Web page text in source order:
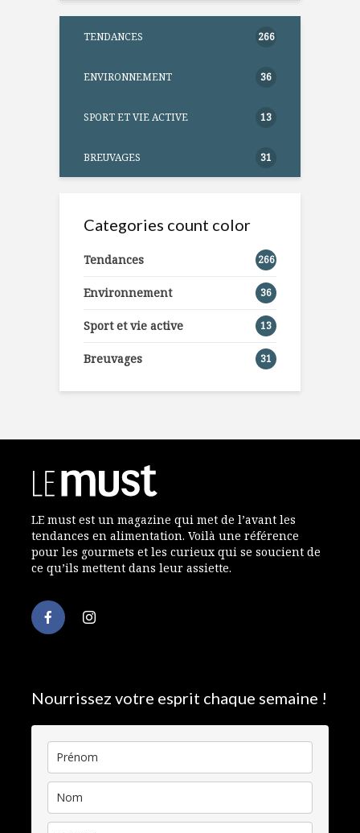
TENDANCES 266
ENVIRONNEMENT 36
SPORT ET VIE ACTIVE 13
BREUVAGES 31
Categories count color
Tendances 266
Environnement 36
Sport et vie active 13
Breuvages 31
LE must est un magazine qui met de l’avant les
tendances en alimentation. Voilà une référence
pour les gourmets et les curieux qui se soucient de
ce qu’ils mettent dans leur assiette.
Nourrissez votre esprit chaque semaine !